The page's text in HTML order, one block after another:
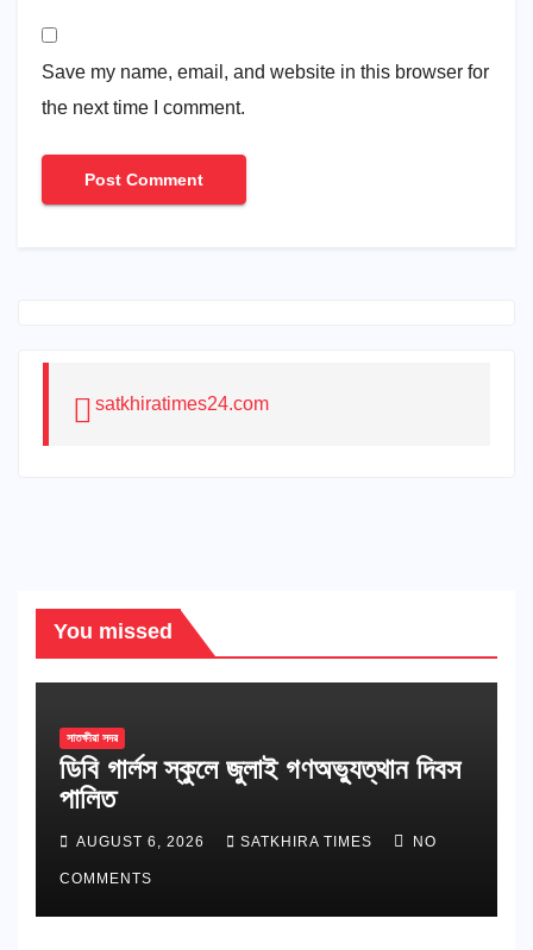
Save my name, email, and website in this browser for
the next time I comment.
satkhiratimes24.com
You missed
সাতক্ষীরা সদর
ডিবি গার্লস স্কুলে জুলাই গণঅভ্যুত্থান দিবস
পালিত
AUGUST 6, 2026 SATKHIRA TIMES NO
COMMENTS